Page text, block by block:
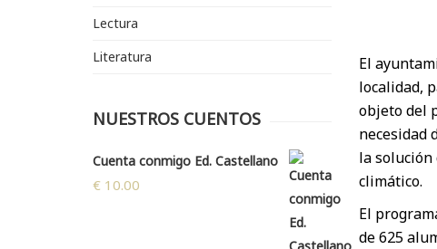
El
localidad,
objeto del
necesidad
la
climático.
El
de 625
Lectura
Literatura
NUESTROS CUENTOS
Cuenta conmigo Ed. Castellano
€ 10.00